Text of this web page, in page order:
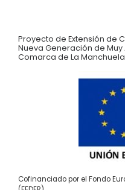
Proyecto de Extensión de
Nueva Generación de Muy
Comarca de La
Cofinanciado por el Fondo